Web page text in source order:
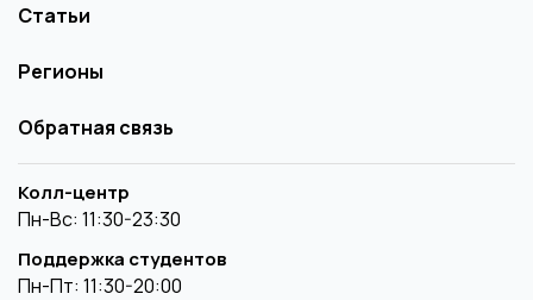
Статьи
Регионы
Обратная связь
Колл-центр
Пн-Вс: 11:30-23:30
Поддержка студентов
Пн-Пт: 11:30-20:00